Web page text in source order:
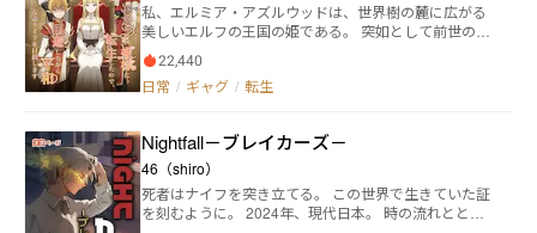
私、エルミア・アズルウッドは、世界樹の麓に広がる
美しいエルフの王国の姫である。 突如として前世の記
憶が蘇った私は驚愕し、決意を固めた。 「前世では恋
愛もろくにできなかったのに、政略結婚だなんてヤダ
ッ！ヤダッ！」 第二の人生だ！と喜んだのもつかの
まる── 毎日届く山盛りの求婚状。 ドワーフからの手
紙には岩が添えられ、ヴァンパイアからは血の一滴つ
き。 ハーピーは風に乗せて求愛の歌を届け、ドラゴン
は炎の文字で愛を誓う。 人間の王子は普通の手紙で拍
子抜け。 そうして縁談を断り続けている内に、気付い
22,440
日常 / ギャグ / 転生
Nightfall－ブレイカーズ－
46（shiro）
死者はナイフを突き立てる。 この世界で生きていた証
を刻むように。 2024年、現代日本。 時の流れととも